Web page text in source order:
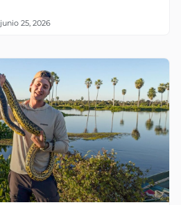
junio 25, 2026